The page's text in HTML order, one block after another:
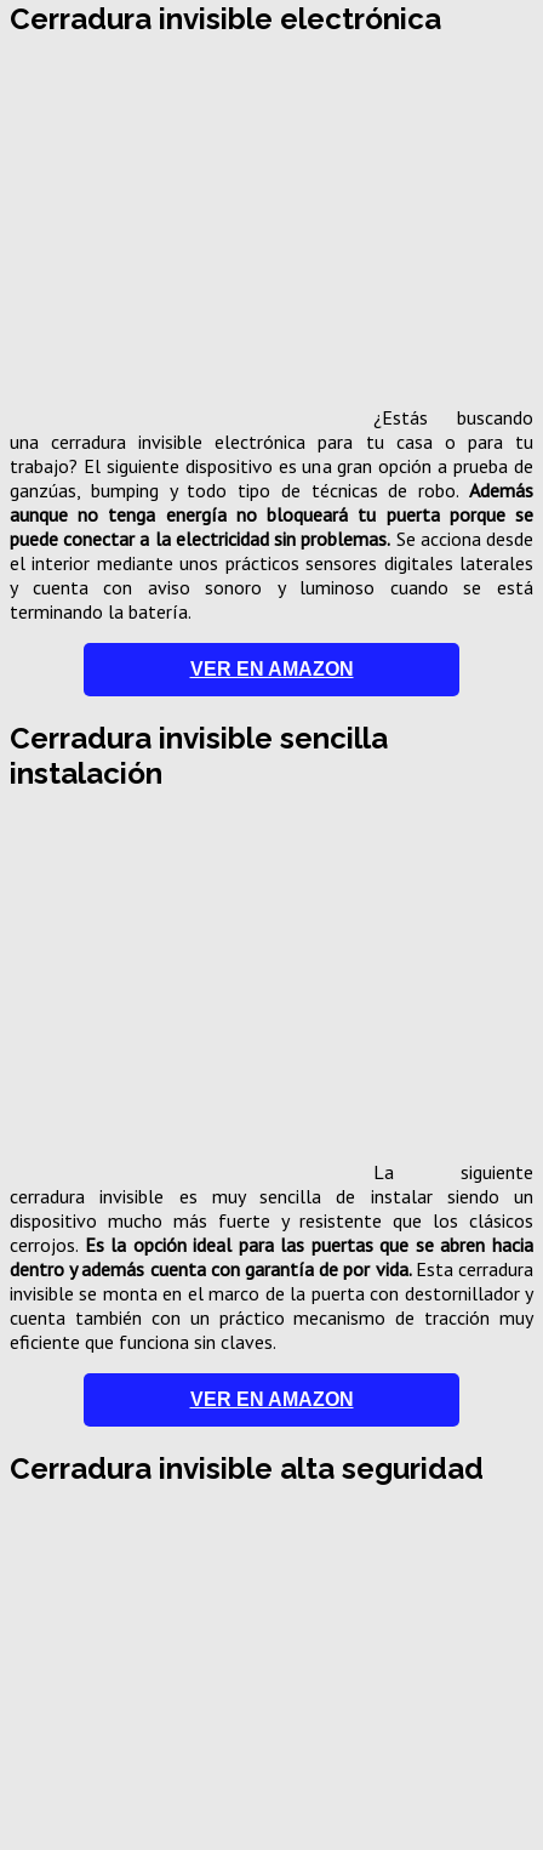
Cerradura invisible electrónica
¿Estás buscando
una cerradura invisible electrónica para tu casa o para tu
trabajo? El siguiente dispositivo es una gran opción a prueba de
ganzúas, bumping y todo tipo de técnicas de robo. Además
aunque no tenga energía no bloqueará tu puerta porque se
puede conectar a la electricidad sin problemas. Se acciona desde
el interior mediante unos prácticos sensores digitales laterales
y cuenta con aviso sonoro y luminoso cuando se está
terminando la batería.
VER EN AMAZON
Cerradura invisible sencilla
instalación
La siguiente
cerradura invisible es muy sencilla de instalar siendo un
dispositivo mucho más fuerte y resistente que los clásicos
cerrojos. Es la opción ideal para las puertas que se abren hacia
dentro y además cuenta con garantía de por vida. Esta cerradura
invisible se monta en el marco de la puerta con destornillador y
cuenta también con un práctico mecanismo de tracción muy
eficiente que funciona sin claves.
VER EN AMAZON
Cerradura invisible alta seguridad